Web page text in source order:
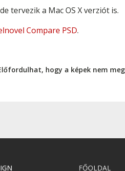
tervezik a Mac OS X verziót is.
Compare PSD.
hogy a képek nem
FŐOLDAL